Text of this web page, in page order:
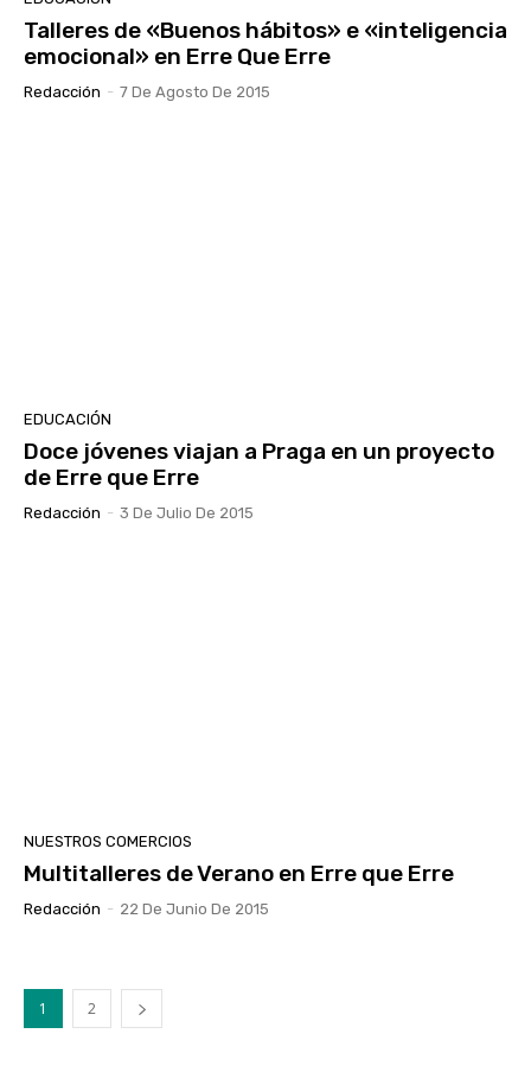
Talleres de «Buenos hábitos» e «inteligencia
emocional» en Erre Que Erre
Redacción - 7 De Agosto De 2015
EDUCACIÓN
Doce jóvenes viajan a Praga en un proyecto
de Erre que Erre
Redacción - 3 De Julio De 2015
NUESTROS COMERCIOS
Multitalleres de Verano en Erre que Erre
Redacción - 22 De Junio De 2015
1 2